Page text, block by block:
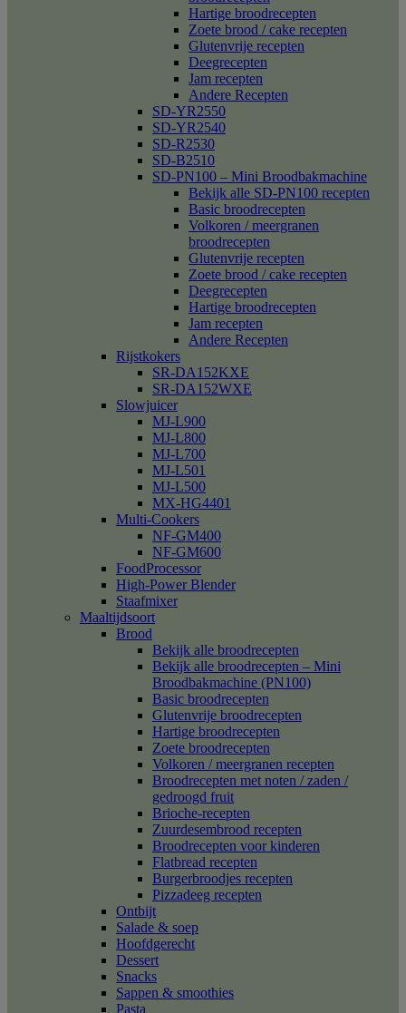
Hartige broodrecepten
Zoete brood / cake recepten
Glutenvrije recepten
Deegrecepten
Jam recepten
Andere Recepten
SD-YR2550
SD-YR2540
SD-R2530
SD-B2510
SD-PN100 – Mini Broodbakmachine
Bekijk alle SD-PN100 recepten
Basic broodrecepten
Volkoren / meergranen
broodrecepten
Glutenvrije recepten
Zoete brood / cake recepten
Deegrecepten
Hartige broodrecepten
Jam recepten
Andere Recepten
Rijstkokers
SR-DA152KXE
SR-DA152WXE
Slowjuicer
MJ-L900
MJ-L800
MJ-L700
MJ-L501
MJ-L500
MX-HG4401
Multi-Cookers
NF-GM400
NF-GM600
FoodProcessor
High-Power Blender
Staafmixer
Maaltijdsoort
Brood
Bekijk alle broodrecepten
Bekijk alle broodrecepten – Mini
Broodbakmachine (PN100)
Basic broodrecepten
Glutenvrije broodrecepten
Hartige broodrecepten
Zoete broodrecepten
Volkoren / meergranen recepten
Broodrecepten met noten / zaden /
gedroogd fruit
Brioche-recepten
Zuurdesembrood recepten
Broodrecepten voor kinderen
Flatbread recepten
Burgerbroodjes recepten
Pizzadeeg recepten
Ontbijt
Salade & soep
Hoofdgerecht
Dessert
Snacks
Sappen & smoothies
Pasta